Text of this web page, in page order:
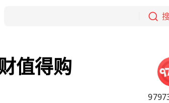
值得购